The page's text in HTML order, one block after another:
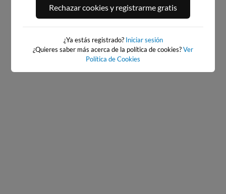
PORT ANDRATX
23km · Andratx
PLAYA DE SITGES
0.0 m CHOPI
Rechazar cookies y registrarme gratis
¿Ya estás registrado? Iniciar sesión
¿Quieres saber más acerca de la política de cookies?Ver
Política de Cookies